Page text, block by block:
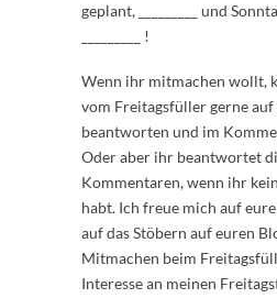
geplant, _________ und
_________ !
Wenn ihr mitmachen wollt,
vom Freitagsfüller gerne auf
beantworten und im
Oder aber ihr beantwortet
Kommentaren, wenn ihr
habt. Ich freue mich auf
auf das Stöbern auf euren
Mitmachen beim
Interesse an meinen